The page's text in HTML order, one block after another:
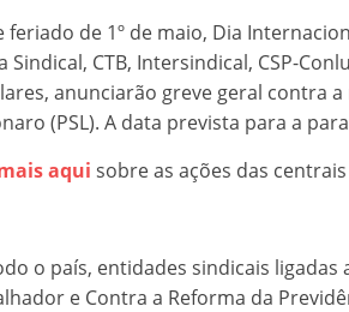
feriado de 1º de maio, Dia
Sindical, CTB, Intersindical, CSP-
anunciarão greve geral contra
(PSL). A data prevista para a
aqui sobre as ações das
o país, entidades sindicais
e Contra a Reforma da